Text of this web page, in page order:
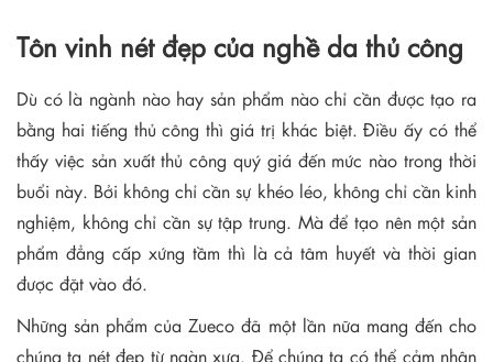
Tôn vinh nét đẹp của nghề da thủ công
Dù có là ngành nào hay sản phẩm nào chỉ cần được tạo ra
bằng hai tiếng thủ công thì giá trị khác biệt. Điều ấy có thể
thấy việc sản xuất thủ công quý giá đến mức nào trong thời
buổi này. Bởi không chỉ cần sự khéo léo, không chỉ cần kinh
nghiệm, không chỉ cần sự tập trung. Mà để tạo nên một sản
phẩm đẳng cấp xứng tầm thì là cả tâm huyết và thời gian
được đặt vào đó.
Những sản phẩm của Zueco đã một lần nữa mang đến cho
chúng ta nét đẹp từ ngàn xưa. Để chúng ta có thể cảm nhận